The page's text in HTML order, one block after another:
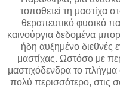
τοποθετεί τη μαστίχα
θεραπευτικό φυσικό
καινούργια δεδομένα
ήδη αυξημένο διεθνές
μαστίχας. Ωστόσο με
μαστιχόδενδρα το
πολύ περισσότερο, στις